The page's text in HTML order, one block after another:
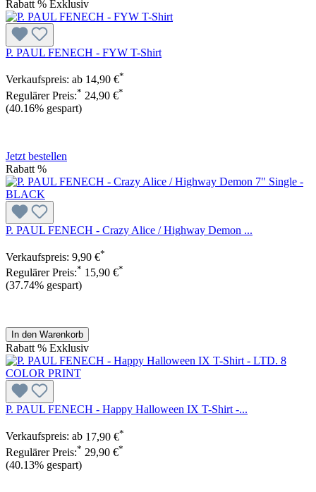
Rabatt % Exklusiv
P. PAUL FENECH - FYW T-Shirt
Verkaufspreis: ab 14,90 €*
Regulärer Preis:* 24,90 €*
(40.16% gespart)
Jetzt bestellen
Rabatt %
P. PAUL FENECH - Crazy Alice / Highway Demon ...
Verkaufspreis: 9,90 €*
Regulärer Preis:* 15,90 €*
(37.74% gespart)
In den Warenkorb
Rabatt % Exklusiv
P. PAUL FENECH - Happy Halloween IX T-Shirt -...
Verkaufspreis: ab 17,90 €*
Regulärer Preis:* 29,90 €*
(40.13% gespart)